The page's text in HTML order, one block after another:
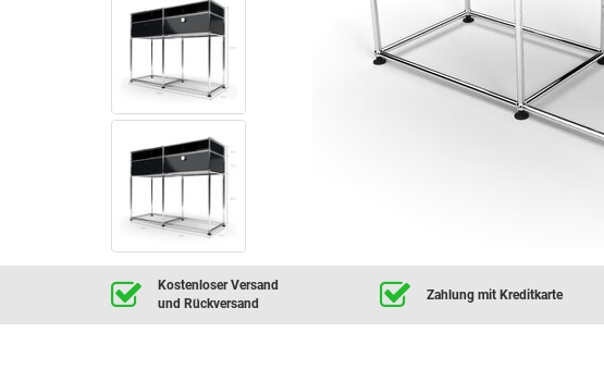
Kostenloser Versand
und Rückversand
Zahlung mit Kreditkarte